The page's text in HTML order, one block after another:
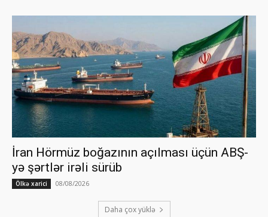
İran Hörmüz boğazının açılması üçün ABŞ-
yə şərtlər irəli sürüb
Ölkə xarici 08/08/2026
Daha çox yüklə